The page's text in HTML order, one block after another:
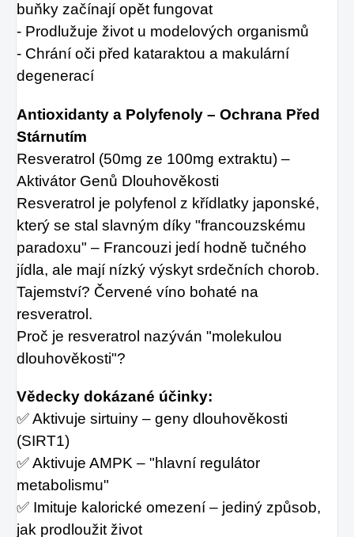
buňky začínají opět fungovat
- Prodlužuje život u modelových organismů
- Chrání oči před kataraktou a makulární
degenerací
Antioxidanty a Polyfenoly – Ochrana Před
Stárnutím
Resveratrol (50mg ze 100mg extraktu) –
Aktivátor Genů Dlouhověkosti
Resveratrol je polyfenol z křídlatky japonské,
který se stal slavným díky "francouzskému
paradoxu" – Francouzi jedí hodně tučného
jídla, ale mají nízký výskyt srdečních chorob.
Tajemství? Červené víno bohaté na
resveratrol.
Proč je resveratrol nazýván "molekulou
dlouhověkosti"?
Vědecky dokázané účinky:
✅ Aktivuje sirtuiny – geny dlouhověkosti
(SIRT1)
✅ Aktivuje AMPK – "hlavní regulátor
metabolismu"
✅ Imituje kalorické omezení – jediný způsob,
jak prodloužit život